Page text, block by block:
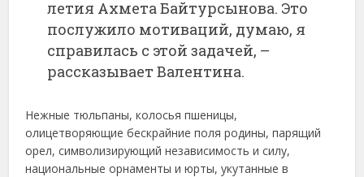
летия Ахмета Байтурсынова. Это
послужило мотиваций, думаю, я
справилась с этой задачей, –
рассказывает Валентина.
Нежные тюльпаны, колосья пшеницы,
олицетворяющие бескрайние поля родины, парящий
орел, символизирующий независимость и силу,
национальные орнаменты и юрты, укутанные в